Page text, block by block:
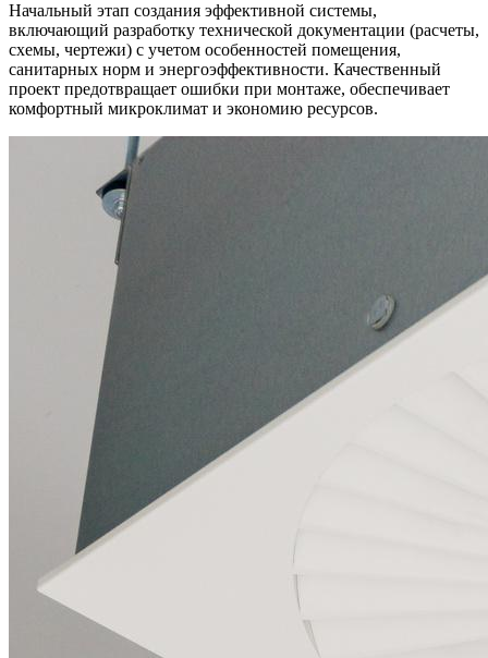
Начальный этап создания эффективной системы,
включающий разработку технической документации (расчеты,
схемы, чертежи) с учетом особенностей помещения,
санитарных норм и энергоэффективности. Качественный
проект предотвращает ошибки при монтаже, обеспечивает
комфортный микроклимат и экономию ресурсов.